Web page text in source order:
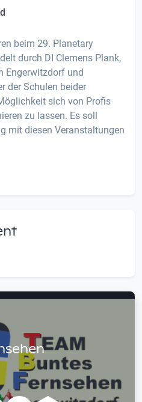
beim 29. Planetary
durch DI Clemens Plank,
Engerwitzdorf und
der Schulen beider
sich von Profis
zu lassen. Es soll
mit diesen Veranstaltungen